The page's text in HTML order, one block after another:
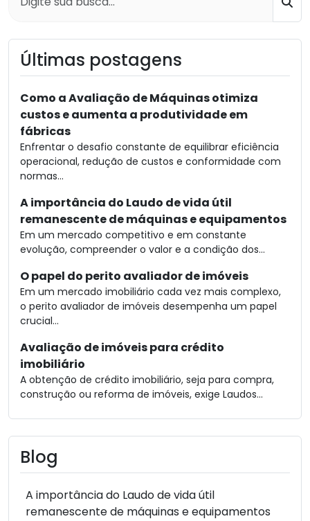
Últimas postagens
Como a Avaliação de Máquinas otimiza
custos e aumenta a produtividade em
fábricas
Enfrentar o desafio constante de equilibrar eficiência
operacional, redução de custos e conformidade com
normas...
A importância do Laudo de vida útil
remanescente de máquinas e equipamentos
Em um mercado competitivo e em constante
evolução, compreender o valor e a condição dos...
O papel do perito avaliador de imóveis
Em um mercado imobiliário cada vez mais complexo,
o perito avaliador de imóveis desempenha um papel
crucial...
Avaliação de imóveis para crédito
imobiliário
A obtenção de crédito imobiliário, seja para compra,
construção ou reforma de imóveis, exige Laudos...
Blog
A importância do Laudo de vida útil
remanescente de máquinas e equipamentos